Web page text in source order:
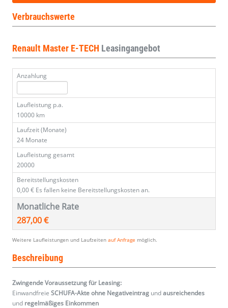
Verbrauchswerte
Renault Master E-TECH Leasingangebot
Anzahlung
Laufleistung p.a.
10000 km
Laufzeit (Monate)
24 Monate
Laufleistung gesamt
20000
Bereitstellungskosten
0,00 € Es fallen keine Bereitstellungskosten an.
Monatliche Rate
287,00 €
Weitere Laufleistungen und Laufzeiten auf Anfrage möglich.
Beschreibung
Zwingende Voraussetzung für Leasing:
Einwandfreie SCHUFA-Akte ohne Negativeintrag undausreichendes
und regelmäßiges Einkommen